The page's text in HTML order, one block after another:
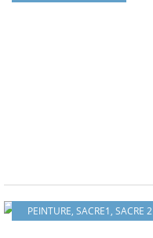
PEINTURE, SACRE1, SACRE 2